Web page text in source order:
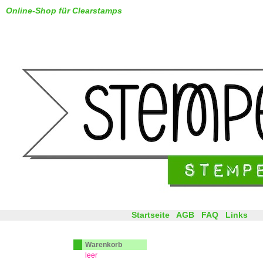
Online-Shop für Clearstamps
Startseite AGB FAQ Links
Warenkorb
leer